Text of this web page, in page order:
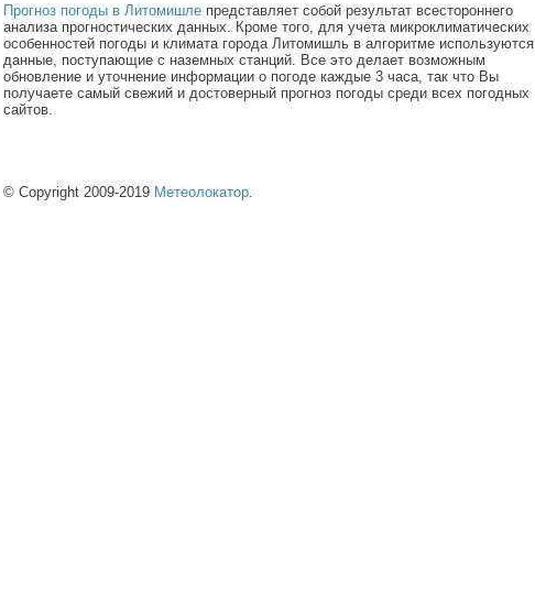
Прогноз погоды в Литомишле представляет собой результат всестороннего
анализа прогностических данных. Кроме того, для учета микроклиматических
особенностей погоды и климата города Литомишль в алгоритме используются
данные, поступающие с наземных станций. Все это делает возможным
обновление и уточнение информации о погоде каждые 3 часа, так что Вы
получаете самый свежий и достоверный прогноз погоды среди всех погодных
сайтов.
© Copyright 2009-2019 Метеолокатор